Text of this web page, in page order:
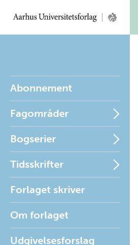
Abonnement
Fagområder
Bogserier
Tidsskrifter
Forlaget skriver
Om forlaget
Udgivelsesforslag